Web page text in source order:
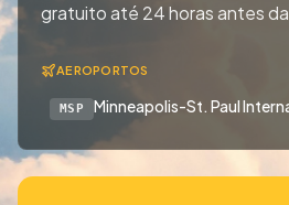
gratuito até 24 horas antes
AEROPORTOS
MSP Minneapolis-St. Paul